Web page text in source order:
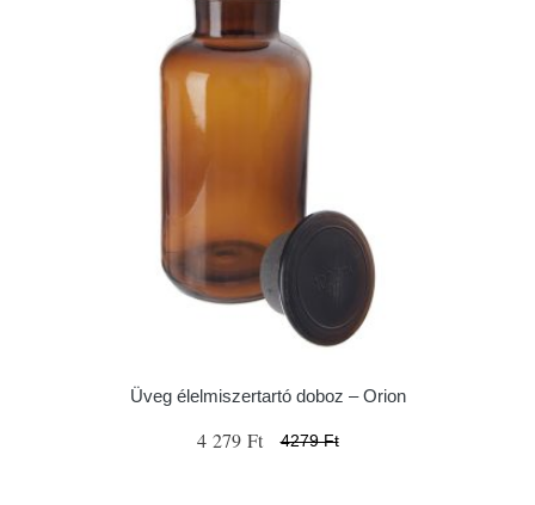
Üveg élelmiszertartó doboz – Orion
4 279 Ft 4279 Ft